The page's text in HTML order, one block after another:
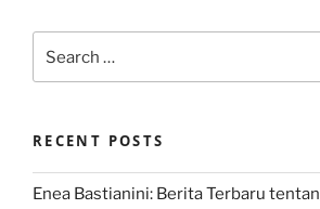
for:
RECENT POSTS
Enea Bastianini: Berita Terbaru